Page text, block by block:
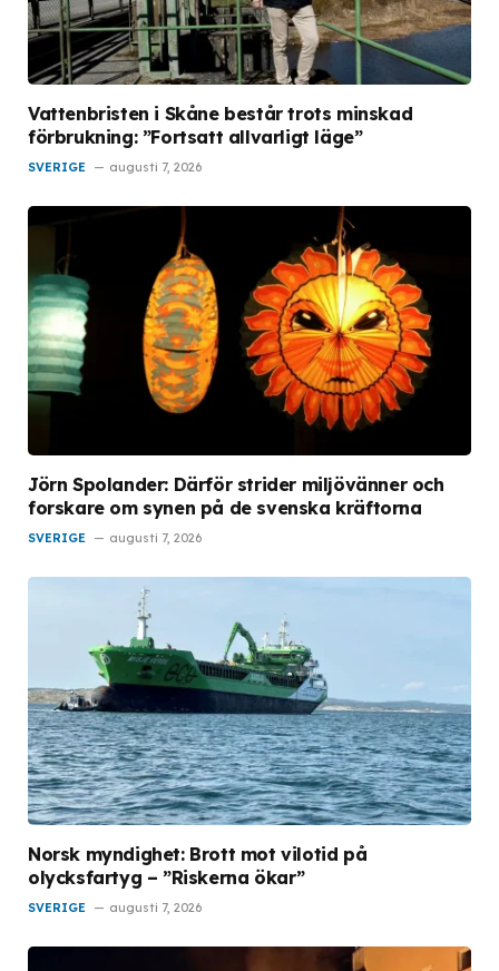
Vattenbristen i Skåne består trots minskad
förbrukning: ”Fortsatt allvarligt läge”
SVERIGE augusti 7, 2026
Jörn Spolander: Därför strider miljövänner och
forskare om synen på de svenska kräftorna
SVERIGE augusti 7, 2026
Norsk myndighet: Brott mot vilotid på
olycksfartyg – ”Riskerna ökar”
SVERIGE augusti 7, 2026